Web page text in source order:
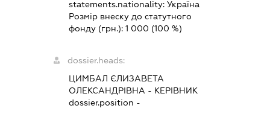
statements.nationality:Україна
Розмір внеску до статутного
фонду (грн.):1 000 (100 %)
dossier.heads:
ЦИМБАЛ ЄЛИЗАВЕТА
ОЛЕКСАНДРІВНА - КЕРІВНИК
dossier.position -